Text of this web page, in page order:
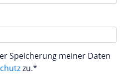
Speicherung meiner Daten
zu.*